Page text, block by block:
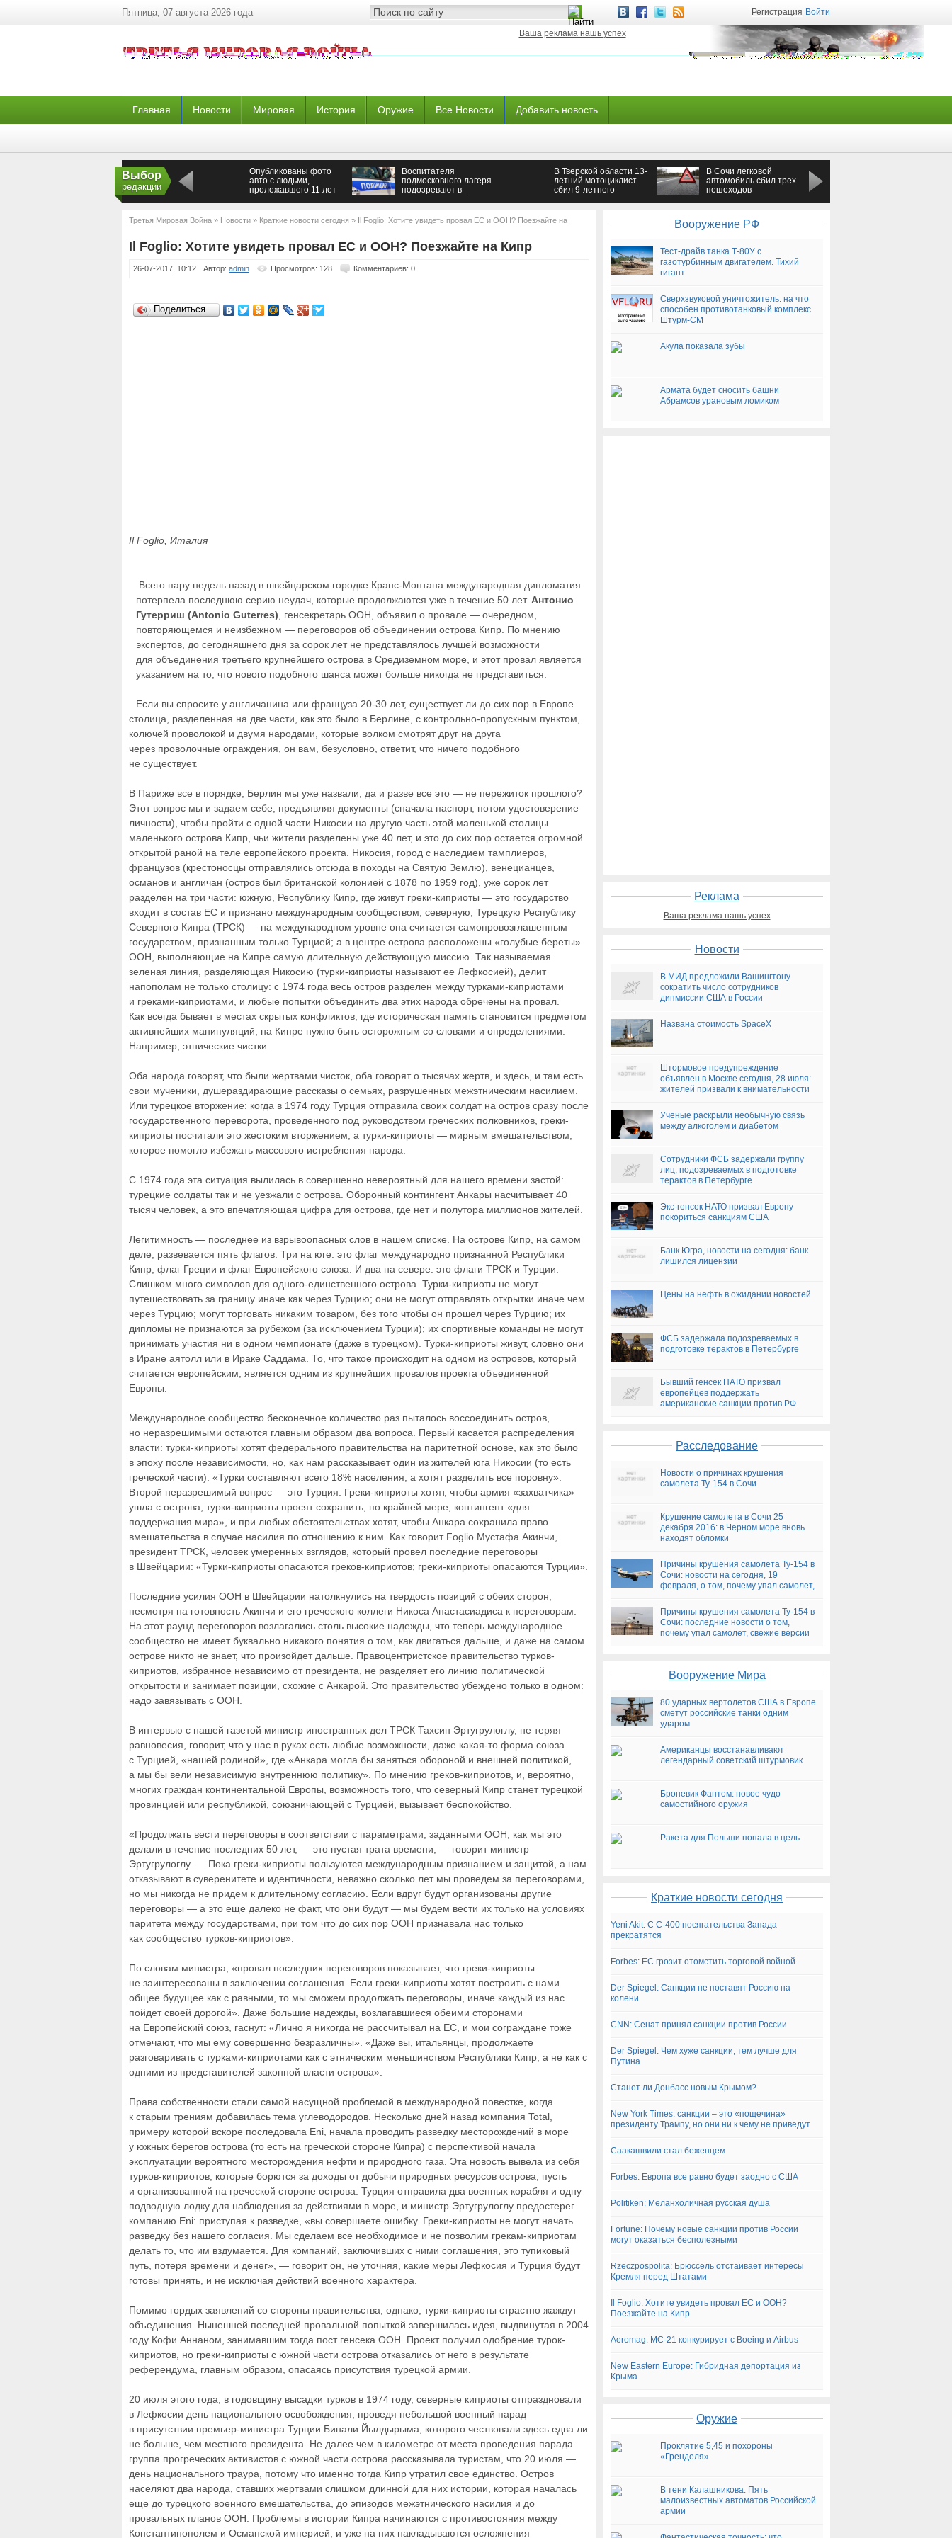
Пятница, 07 августа 2026 года Регистрация Войти
Ваша реклама нашь успех
Главная Новости Мировая История Оружие Все Новости Добавить новость
Выбор
редакции
Опубликованы фото
авто с людьми,
пролежавшего 11 лет
Воспитателя
подмосковного лагеря
подозревают в
В Тверской области 13-
летний мотоциклист
сбил 9-летнего
В Сочи легковой
автомобиль сбил трех
пешеходов
Третья Мировая Война » Новости » Краткие новости сегодня » Il Foglio: Хотите увидеть провал ЕС и ООН? Поезжайте на
Кипр
Il Foglio: Хотите увидеть провал ЕС и ООН? Поезжайте на Кипр
26-07-2017, 10:12 Автор: admin Просмотров: 128 Комментариев: 0
Поделиться…
Il Foglio, Италия
Всего пару недель назад в швейцарском городке Кранс-Монтана международная дипломатия
потерпела последнюю серию неудач, которые продолжаются уже в течение 50 лет. Антонио
Гутерриш (Antonio Guterres) , генсекретарь ООН, объявил о провале — очередном,
повторяющемся и неизбежном — переговоров об объединении острова Кипр. По мнению
экспертов, до сегодняшнего дня за сорок лет не представлялось лучшей возможности
для объединения третьего крупнейшего острова в Средиземном море, и этот провал является
указанием на то, что нового подобного шанса может больше никогда не представиться.
Если вы спросите у англичанина или француза 20-30 лет, существует ли до сих пор в Европе
столица, разделенная на две части, как это было в Берлине, с контрольно-пропускным пунктом,
колючей проволокой и двумя народами, которые волком смотрят друг на друга
через проволочные ограждения, он вам, безусловно, ответит, что ничего подобного
не существует.
В Париже все в порядке, Берлин мы уже назвали, да и разве все это — не пережиток прошлого?
Этот вопрос мы и задаем себе, предъявляя документы (сначала паспорт, потом удостоверение
личности), чтобы пройти с одной части Никосии на другую часть этой маленькой столицы
маленького острова Кипр, чьи жители разделены уже 40 лет, и это до сих пор остается огромной
открытой раной на теле европейского проекта. Никосия, город с наследием тамплиеров,
французов (крестоносцы отправлялись отсюда в походы на Святую Землю), венецианцев,
османов и англичан (остров был британской колонией с 1878 по 1959 год), уже сорок лет
разделен на три части: южную, Республику Кипр, где живут греки-киприоты — это государство
входит в состав ЕС и признано международным сообществом; северную, Турецкую Республику
Северного Кипра (ТРСК) — на международном уровне она считается самопровозглашенным
государством, признанным только Турцией; а в центре острова расположены «голубые береты»
ООН, выполняющие на Кипре самую длительную действующую миссию. Так называемая
зеленая линия, разделяющая Никосию (турки-киприоты называют ее Лефкосией), делит
напополам не только столицу: с 1974 года весь остров разделен между турками-киприотами
и греками-киприотами, и любые попытки объединить два этих народа обречены на провал.
Как всегда бывает в местах скрытых конфликтов, где историческая память становится предметом
активнейших манипуляций, на Кипре нужно быть осторожным со словами и определениями.
Например, этнические чистки.
Оба народа говорят, что были жертвами чисток, оба говорят о тысячах жертв, и здесь, и там есть
свои мученики, душераздирающие рассказы о семьях, разрушенных межэтническим насилием.
Или турецкое вторжение: когда в 1974 году Турция отправила своих солдат на остров сразу после
государственного переворота, проведенного под руководством греческих полковников, греки-
киприоты посчитали это жестоким вторжением, а турки-киприоты — мирным вмешательством,
которое помогло избежать массового истребления народа.
С 1974 года эта ситуация вылилась в совершенно невероятный для нашего времени застой:
турецкие солдаты так и не уезжали с острова. Оборонный контингент Анкары насчитывает 40
тысяч человек, а это впечатляющая цифра для острова, где нет и полутора миллионов жителей.
Легитимность — последнее из взрывоопасных слов в нашем списке. На острове Кипр, на самом
деле, развевается пять флагов. Три на юге: это флаг международно признанной Республики
Кипр, флаг Греции и флаг Европейского союза. И два на севере: это флаги ТРСК и Турции.
Слишком много символов для одного-единственного острова. Турки-киприоты не могут
путешествовать за границу иначе как через Турцию; они не могут отправлять открытки иначе чем
через Турцию; могут торговать никаким товаром, без того чтобы он прошел через Турцию; их
дипломы не признаются за рубежом (за исключением Турции); их спортивные команды не могут
принимать участия ни в одном чемпионате (даже в турецком). Турки-киприоты живут, словно они
в Иране аятолл или в Ираке Саддама. То, что такое происходит на одном из островов, который
считается европейским, является одним из крупнейших провалов проекта объединенной
Европы.
Международное сообщество бесконечное количество раз пыталось воссоединить остров,
но неразрешимыми остаются главным образом два вопроса. Первый касается распределения
власти: турки-киприоты хотят федерального правительства на паритетной основе, как это было
в эпоху после независимости, но, как нам рассказывает один из жителей юга Никосии (то есть
греческой части): «Турки составляют всего 18% населения, а хотят разделить все поровну».
Второй неразрешимый вопрос — это Турция. Греки-киприоты хотят, чтобы армия «захватчика»
ушла с острова; турки-киприоты просят сохранить, по крайней мере, контингент «для
поддержания мира», и при любых обстоятельствах хотят, чтобы Анкара сохранила право
вмешательства в случае насилия по отношению к ним. Как говорит Foglio Мустафа Акинчи,
президент ТРСК, человек умеренных взглядов, который провел последние переговоры
в Швейцарии: «Турки-киприоты опасаются греков-киприотов; греки-киприоты опасаются Турции».
Последние усилия ООН в Швейцарии натолкнулись на твердость позиций с обеих сторон,
несмотря на готовность Акинчи и его греческого коллеги Никоса Анастасиадиса к переговорам.
На этот раунд переговоров возлагались столь высокие надежды, что теперь международное
сообщество не имеет буквально никакого понятия о том, как двигаться дальше, и даже на самом
острове никто не знает, что произойдет дальше. Правоцентристское правительство турков-
киприотов, избранное независимо от президента, не разделяет его линию политической
открытости и занимает позиции, схожие с Анкарой. Это правительство убеждено только в одном:
надо завязывать с ООН.
В интервью с нашей газетой министр иностранных дел ТРСК Тахсин Эртугрулоглу, не теряя
равновесия, говорит, что у нас в руках есть любые возможности, даже какая-то форма союза
с Турцией, «нашей родиной», где «Анкара могла бы заняться обороной и внешней политикой,
а мы бы вели независимую внутреннюю политику». По мнению греков-киприотов, и, вероятно,
многих граждан континентальной Европы, возможность того, что северный Кипр станет турецкой
провинцией или республикой, союзничающей с Турцией, вызывает беспокойство.
«Продолжать вести переговоры в соответствии с параметрами, заданными ООН, как мы это
делали в течение последних 50 лет, — это пустая трата времени, — говорит министр
Эртугрулоглу. — Пока греки-киприоты пользуются международным признанием и защитой, а нам
отказывают в суверенитете и идентичности, неважно сколько лет мы проведем за переговорами,
но мы никогда не придем к длительному согласию. Если вдруг будут организованы другие
переговоры — а это еще далеко не факт, что они будут — мы будем вести их только на условиях
паритета между государствами, при том что до сих пор ООН признавала нас только
как сообщество турков-киприотов».
По словам министра, «провал последних переговоров показывает, что греки-киприоты
не заинтересованы в заключении соглашения. Если греки-киприоты хотят построить с нами
общее будущее как с равными, то мы сможем продолжать переговоры, иначе каждый из нас
пойдет своей дорогой». Даже большие надежды, возлагавшиеся обеими сторонами
на Европейский союз, гаснут: «Лично я никогда не рассчитывал на ЕС, и мои сограждане тоже
отмечают, что мы ему совершенно безразличны». «Даже вы, итальянцы, продолжаете
разговаривать с турками-киприотами как с этническим меньшинством Республики Кипр, а не как с
одними из представителей законной власти острова».
Права собственности стали самой насущной проблемой в международной повестке, когда
к старым трениям добавилась тема углеводородов. Несколько дней назад компания Total,
примеру которой вскоре последовала Eni, начала проводить разведку месторождений в море
у южных берегов острова (то есть на греческой стороне Кипра) с перспективой начала
эксплуатации вероятного месторождения нефти и природного газа. Эта новость вывела из себя
турков-киприотов, которые борются за доходы от добычи природных ресурсов острова, пусть
и организованной на греческой стороне острова. Турция отправила два военных корабля и одну
подводную лодку для наблюдения за действиями в море, и министр Эртугрулоглу предостерег
компанию Eni: приступая к разведке, «вы совершаете ошибку. Греки-киприоты не могут начать
разведку без нашего согласия. Мы сделаем все необходимое и не позволим грекам-киприотам
делать то, что им вздумается. Для компаний, заключивших с ними соглашения, это тупиковый
путь, потеря времени и денег», — говорит он, не уточняя, какие меры Лефкосия и Турция будут
готовы принять, и не исключая действий военного характера.
Помимо гордых заявлений со стороны правительства, однако, турки-киприоты страстно жаждут
объединения. Нынешней последней провальной попыткой завершилась идея, выдвинутая в 2004
году Кофи Аннаном, занимавшим тогда пост генсека ООН. Проект получил одобрение турок-
киприотов, но греки-киприоты с южной части острова отказались от него в результате
референдума, главным образом, опасаясь присутствия турецкой армии.
20 июля этого года, в годовщину высадки турков в 1974 году, северные киприоты отпраздновали
в Лефкосии день национального освобождения, проведя небольшой военный парад
в присутствии премьер-министра Турции Бинали Йылдырыма, которого чествовали здесь едва ли
не больше, чем местного президента. Не далее чем в километре от места проведения парада
группа прогреческих активистов с южной части острова рассказывала туристам, что 20 июля —
день национального траура, потому что именно тогда Кипр утратил свое единство. Остров
населяют два народа, ставших жертвами слишком длинной для них истории, которая началась
еще до турецкого военного вмешательства, до эпизодов межэтнического насилия и до
провальных планов ООН. Проблемы в истории Кипра начинаются с противостояния между
Константинополем и Османской империей, и уже на них накладываются осложнения
Вооружение РФ
Тест-драйв танка Т-80У с
газотурбинным двигателем. Тихий
гигант
Сверхзвуковой уничтожитель: на что
способен противотанковый комплекс
Штурм-СМ
Акула показала зубы
Армата будет сносить башни
Абрамсов урановым ломиком
Реклама
Ваша реклама нашь успех
Новости
В МИД предложили Вашингтону
сократить число сотрудников
дипмиссии США в России
Названа стоимость SpaceX
Штормовое предупреждение
объявлен в Москве сегодня, 28 июля:
жителей призвали к внимательности
Ученые раскрыли необычную связь
между алкоголем и диабетом
Сотрудники ФСБ задержали группу
лиц, подозреваемых в подготовке
терактов в Петербурге
Экс-генсек НАТО призвал Европу
покориться санкциям США
Банк Югра, новости на сегодня: банк
лишился лицензии
Цены на нефть в ожидании новостей
ФСБ задержала подозреваемых в
подготовке терактов в Петербурге
Бывший генсек НАТО призвал
европейцев поддержать
американские санкции против РФ
Расследование
Новости о причинах крушения
самолета Ту-154 в Сочи
Крушение самолета в Сочи 25
декабря 2016: в Черном море вновь
находят обломки
Причины крушения самолета Ту-154 в
Сочи: новости на сегодня, 19
февраля, о том, почему упал самолет,
Причины крушения самолета Ту-154 в
Сочи: последние новости о том,
почему упал самолет, свежие версии
Вооружение Мира
80 ударных вертолетов США в Европе
сметут российские танки одним
ударом
Американцы восстанавливают
легендарный советский штурмовик
Броневик Фантом: новое чудо
самостийного оружия
Ракета для Польши попала в цель
Краткие новости сегодня
Yeni Akit: С С-400 посягательства Запада
прекратятся
Forbes: ЕС грозит отомстить торговой войной
Der Spiegel: Санкции не поставят Россию на
колени
CNN: Сенат принял санкции против России
Der Spiegel: Чем хуже санкции, тем лучше для
Путина
Станет ли Донбасс новым Крымом?
New York Times: санкции – это «пощечина»
президенту Трампу, но они ни к чему не приведут
Саакашвили стал беженцем
Forbes: Европа все равно будет заодно с США
Politiken: Меланхоличная русская душа
Fortune: Почему новые санкции против России
могут оказаться бесполезными
Rzeczpospolita: Брюссель отстаивает интересы
Кремля перед Штатами
Il Foglio: Хотите увидеть провал ЕС и ООН?
Поезжайте на Кипр
Aeromag: МС-21 конкурирует с Boeing и Airbus
New Eastern Europe: Гибридная депортация из
Крыма
Оружие
Проклятие 5,45 и похороны
«Гренделя»
В тени Калашникова. Пять
малоизвестных автоматов Российской
армии